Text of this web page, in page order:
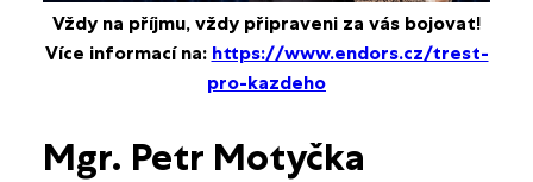
Vždy na příjmu, vždy připraveni za vás bojovat!
Více informací na: https://www.endors.cz/trest-
pro-kazdeho
Mgr. Petr Motyčka